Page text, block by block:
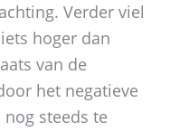
Verder viel
hoger dan
van de
het negatieve
steeds te